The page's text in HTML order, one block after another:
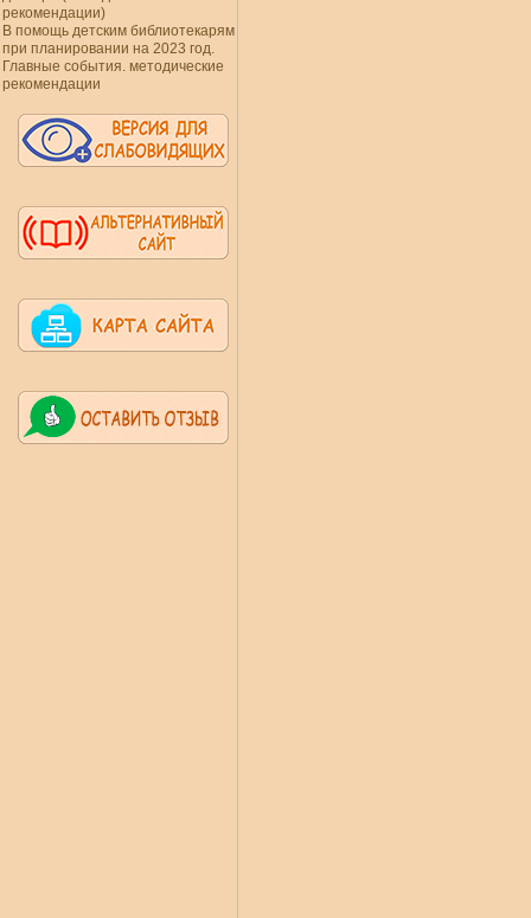
рекомендации)
В помощь детским библиотекарям
при планировании на 2023 год.
Главные события. методические
рекомендации